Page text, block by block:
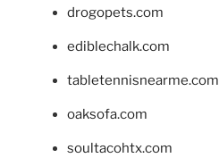
drogopets.com
ediblechalk.com
tabletennisnearme.com
oaksofa.com
soultacohtx.com